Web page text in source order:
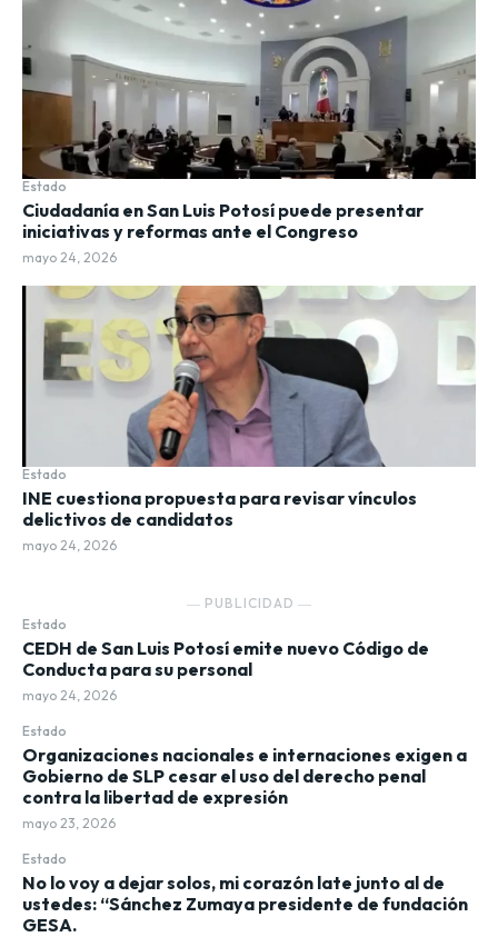
Estado
Ciudadanía en San Luis Potosí puede presentar
iniciativas y reformas ante el Congreso
mayo 24, 2026
Estado
INE cuestiona propuesta para revisar vínculos
delictivos de candidatos
mayo 24, 2026
― PUBLICIDAD ―
Estado
CEDH de San Luis Potosí emite nuevo Código de
Conducta para su personal
mayo 24, 2026
Estado
Organizaciones nacionales e internaciones exigen a
Gobierno de SLP cesar el uso del derecho penal
contra la libertad de expresión
mayo 23, 2026
Estado
No lo voy a dejar solos, mi corazón late junto al de
ustedes: “Sánchez Zumaya presidente de fundación
GESA.